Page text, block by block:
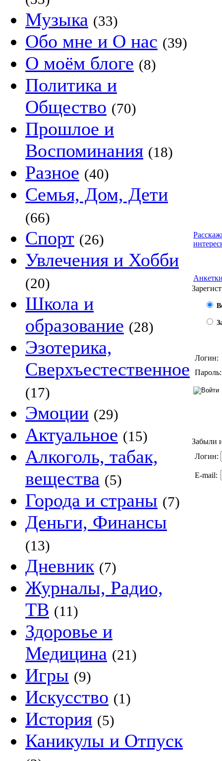
Музыка (33)
Обо мне и О нас (39)
О моём блоге (8)
Политика и
Общество (70)
Прошлое и
Воспоминания (18)
Разное (40)
Семья, Дом, Дети
(66)
Спорт (26)
Увлечения и Хобби
(20)
Школа и
образование (28)
Эзотерика,
Сверхъестественное
(17)
Эмоции (29)
Актуальное (15)
Алкоголь, табак,
вещества (5)
Города и страны (7)
Деньги, Финансы
(13)
Дневник (7)
Журналы, Радио,
ТВ (11)
Здоровье и
Медицина (21)
Игры (9)
Искусство (1)
История (5)
Каникулы и Отпуск
Логин:
Пароль:
Забыли
Логин:
E-mail: